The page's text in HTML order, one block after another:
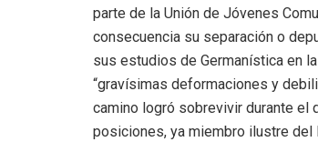
parte de la Unión de Jóvenes
consecuencia su separación o
sus estudios de Germanística en
“gravísimas deformaciones y
camino logró sobrevivir durante el
posiciones, ya miembro ilustre del